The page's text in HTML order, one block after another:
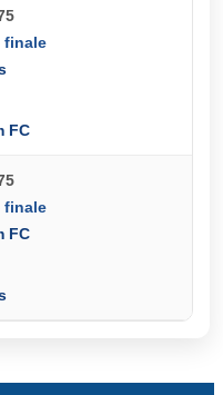
finale
FC
finale
FC